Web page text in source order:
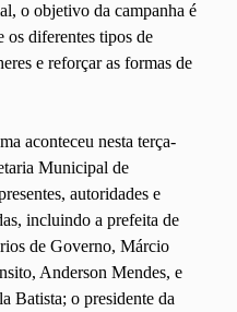
o objetivo da campanha é
os diferentes tipos de
e reforçar as formas de
aconteceu nesta terça-
Municipal de
autoridades e
incluindo a prefeita de
de Governo, Márcio
Anderson Mendes, e
Batista; o presidente da